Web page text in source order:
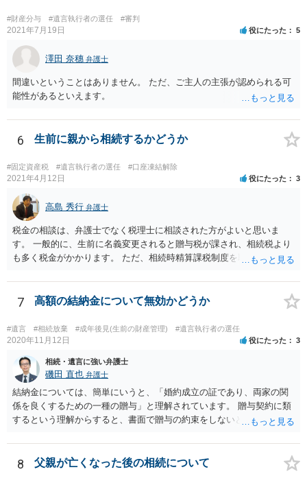
で、対応しましょう。 そのあとは遺留分の請求などがあればそれへの
対応となるでしょう。
#財産分与 #遺言執行者の選任 #審判
2021年7月19日 役にたった 5
澤田 奈穗 弁護士
間違いということはありません。 ただ、ご主人の主張が認められる可
能性があるといえます。
6 生前に親から相続するかどうか
#固定資産税 #遺言執行者の選任 #口座凍結解除
2021年4月12日 役にたった 3
高島 秀行 弁護士
税金の相談は、弁護士でなく税理士に相談された方がよいと思いま
す。 一般的に、生前に名義変更されると贈与税が課され、相続税より
も多く税金がかかります。 ただ、相続時精算課税制度を取れば、実質
ういう場合にどれくらい税金がかかるか計算してもらって どういう方
針を取るか決められたらよいと思います。
7 高額の結納金について無効かどうか
#遺言 #相続放棄 #成年後見(生前の財産管理) #遺言執行者の選任
2020年11月12日 役にたった 3
相続・遺言に強い弁護士
磯田 直也 弁護士
結納金については、簡単にいうと、「婚約成立の証であり、両家の関
係を良くするための一種の贈与」と理解されています。 贈与契約に類
するという理解からすると、書面で贈与の約束をしないと相手方は支
ことは困難です。 くれぐれも今後お気をつけください。 弁護士に対応
を依頼されるのも悪くはありませんが、感情的な理由が強いと思いま
8 父親が亡くなった後の相続について